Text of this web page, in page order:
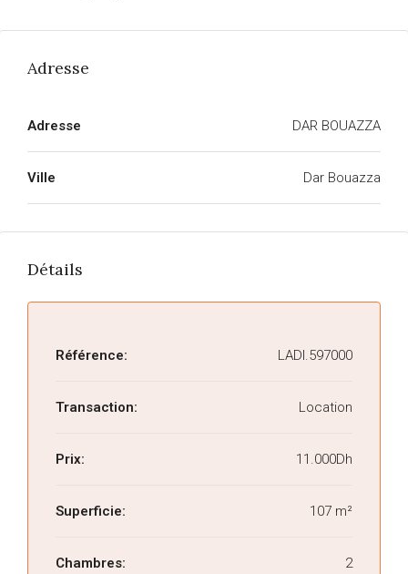
Adresse
Adresse DAR BOUAZZA
Ville Dar Bouazza
Détails
Référence: LADI.597000
Transaction: Location
Prix: 11.000Dh
Superficie: 107 m²
Chambres: 2